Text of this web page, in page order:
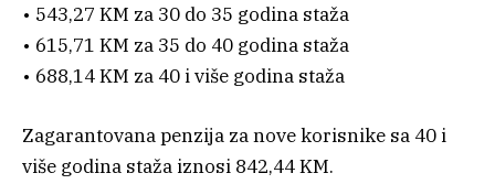
• 543,27 KM za 30 do 35 godina staža
• 615,71 KM za 35 do 40 godina staža
• 688,14 KM za 40 i više godina staža
Zagarantovana penzija za nove korisnike sa 40 i
više godina staža iznosi 842,44 KM.